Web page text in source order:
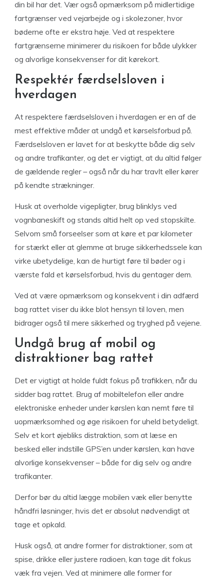
din bil har det. Vær også opmærksom på midlertidige
fartgrænser ved vejarbejde og i skolezoner, hvor
bøderne ofte er ekstra høje. Ved at respektere
fartgrænserne minimerer du risikoen for både ulykker
og alvorlige konsekvenser for dit kørekort.
Respektér færdselsloven i
hverdagen
At respektere færdselsloven i hverdagen er en af de
mest effektive måder at undgå et kørselsforbud på.
Færdselsloven er lavet for at beskytte både dig selv
og andre trafikanter, og det er vigtigt, at du altid følger
de gældende regler – også når du har travlt eller kører
på kendte strækninger.
Husk at overholde vigepligter, brug blinklys ved
vognbaneskift og stands altid helt op ved stopskilte.
Selvom små forseelser som at køre et par kilometer
for stærkt eller at glemme at bruge sikkerhedssele kan
virke ubetydelige, kan de hurtigt føre til bøder og i
værste fald et kørselsforbud, hvis du gentager dem.
Ved at være opmærksom og konsekvent i din adfærd
bag rattet viser du ikke blot hensyn til loven, men
bidrager også til mere sikkerhed og tryghed på vejene.
Undgå brug af mobil og
distraktioner bag rattet
Det er vigtigt at holde fuldt fokus på trafikken, når du
sidder bag rattet. Brug af mobiltelefon eller andre
elektroniske enheder under kørslen kan nemt føre til
uopmærksomhed og øge risikoen for uheld betydeligt.
Selv et kort øjebliks distraktion, som at læse en
besked eller indstille GPS’en under kørslen, kan have
alvorlige konsekvenser – både for dig selv og andre
trafikanter.
Derfor bør du altid lægge mobilen væk eller benytte
håndfri løsninger, hvis det er absolut nødvendigt at
tage et opkald.
Husk også, at andre former for distraktioner, som at
spise, drikke eller justere radioen, kan tage dit fokus
væk fra vejen. Ved at minimere alle former for